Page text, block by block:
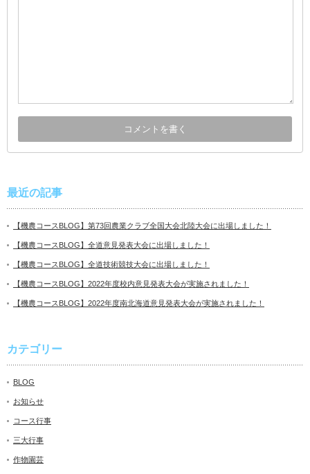
最近の記事
【機農コースBLOG】第73回農業クラブ全国大会北陸大会に出場しました！
【機農コースBLOG】全道意見発表大会に出場しました！
【機農コースBLOG】全道技術競技大会に出場しました！
【機農コースBLOG】2022年度校内意見発表大会が実施されました！
【機農コースBLOG】2022年度南北海道意見発表大会が実施されました！
カテゴリー
BLOG
お知らせ
コース行事
三大行事
作物園芸